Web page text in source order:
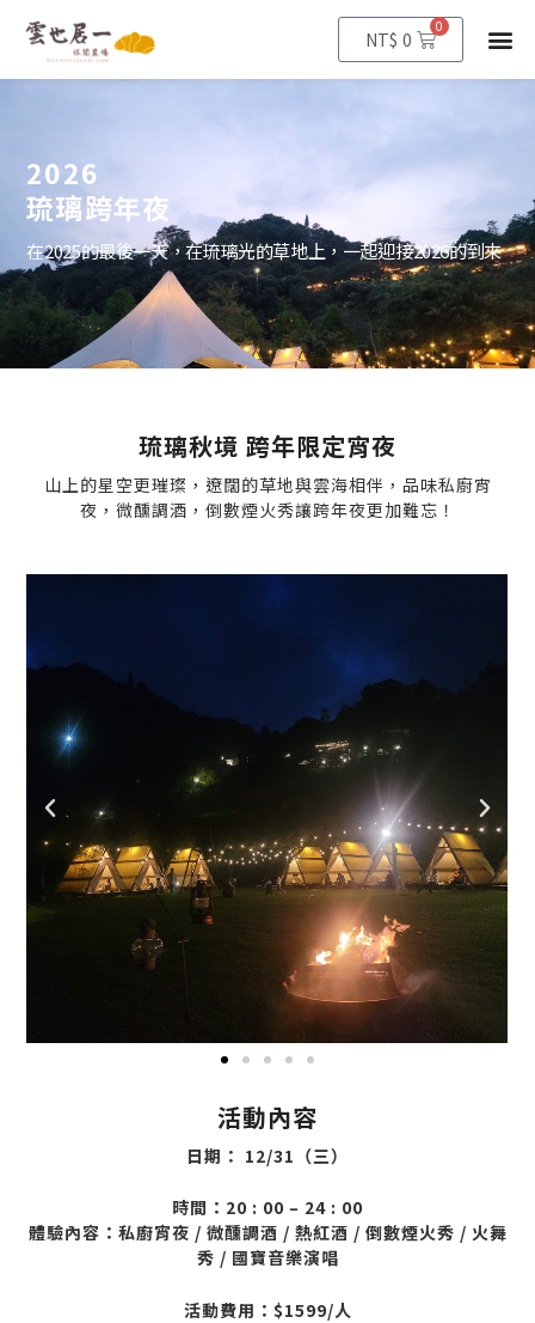
NT$ 0
0
購
物
籃
選
單
2026
琉璃跨年夜
在2025的最後一天，在琉璃光的草地上，一起迎接2026的到來
琉璃秋境 跨年限定宵夜
山上的星空更璀璨，遼闊的草地與雲海相伴，品味私廚宵
夜，微醺調酒，倒數煙火秀讓跨年夜更加難忘！
上
篇
下
一
篇
活動內容
日期： 12/31（三）
時間：20 : 00 – 24 : 00
體驗內容： 私廚宵夜 / 微醺調酒 / 熱紅酒 / 倒數煙火秀 / 火舞
秀 / 國寶音樂演唱
活動費用：$1599/人